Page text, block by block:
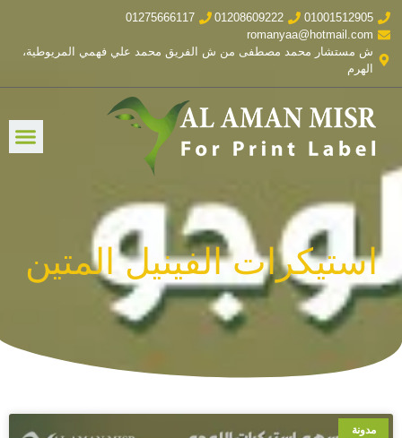
01001512905
01208609222
01275666117
romanyaa@hotmail.com
ش مستشار محمد مصطفى من ش الفريق محمد علي فهمي المريوطية،
الهرم
استيكرات الفينيل المتين
مدونة